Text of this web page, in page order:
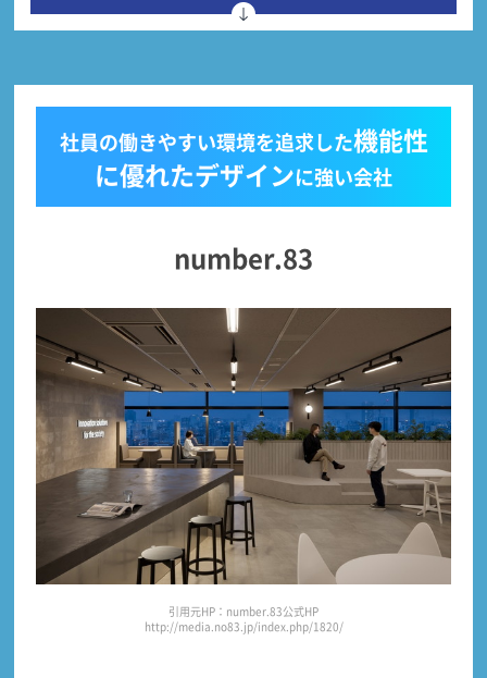
社員の働きやすい環境を追求した機能性
に優れたデザインに強い会社
number.83
引用元HP：number.83公式HP
http://media.no83.jp/index.php/1820/